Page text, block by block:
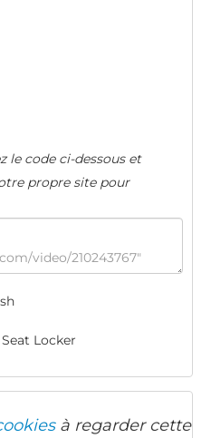
le code ci-dessous et
propre site pour
Locker
à regarder cette